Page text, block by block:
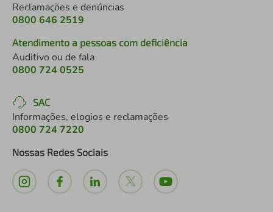
Reclamações e denúncias
0800 646 2519
Atendimento a pessoas com deficiência
Auditivo ou de fala
0800 724 0525
SAC
Informações, elogios e reclamações
0800 724 7220
Nossas Redes Sociais